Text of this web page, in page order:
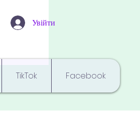
Увійти
TikTok Facebook